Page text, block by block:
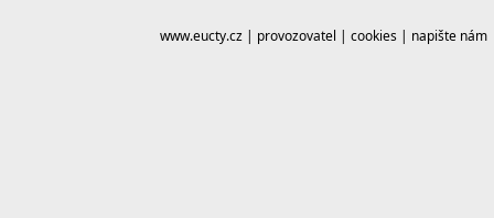
www.eucty.cz | provozovatel | cookies | napište nám